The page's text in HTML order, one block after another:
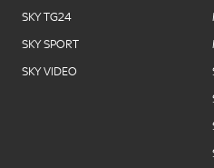
SKY TG24
SKY SPORT
SKY VIDEO